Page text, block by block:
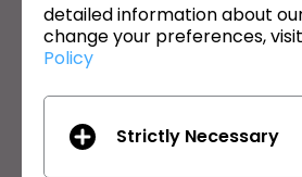
한국어
기업
detailed information about
change your preferences,
Policy
Strictly Necessary